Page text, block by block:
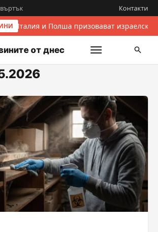
Контакти
Италия и Полша призовават
от днес